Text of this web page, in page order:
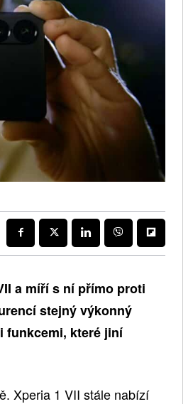
a míří s ní přímo proti
stejný výkonný
funkcemi, které jiní
Xperia 1 VII stále nabízí